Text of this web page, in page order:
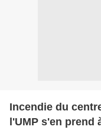
Incendie du
l'UMP s'en prend